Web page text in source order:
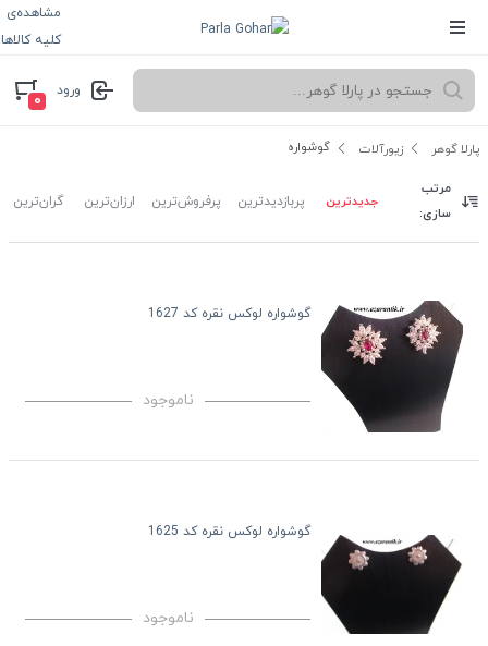
مشاهده‌ی
کلیه کالاها
ورود
۰
پارلا گوهر زیورآلات گوشواره
مرتب
سازی:
جدیدترین پربازدیدترین پرفروش‌ترین ارزان‌ترین گران‌ترین
گوشواره لوکس نقره کد 1627
ناموجود
گوشواره لوکس نقره کد 1625
ناموجود